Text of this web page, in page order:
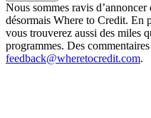
Nous sommes ravis
désormais Where to Credit. En
vous trouverez aussi des miles
programmes. Des
feedback@wheretocredit.com.